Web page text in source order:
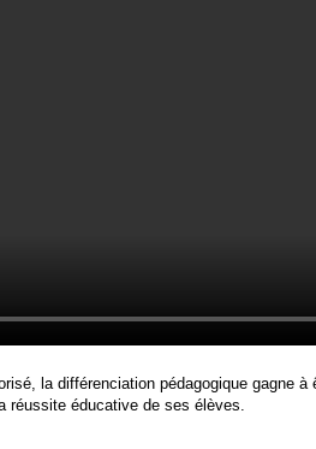
la différenciation pédagogique gagne
réussite éducative de ses élèves.